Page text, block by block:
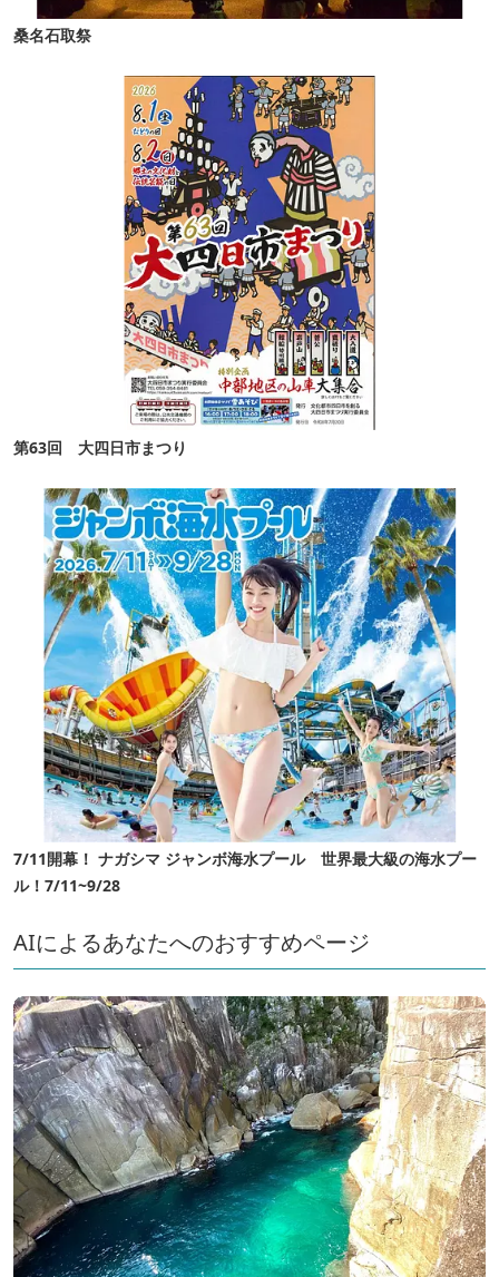
桑名石取祭
第63回 大四日市まつり
7/11開幕！ ナガシマ ジャンボ海水プール 世界最大級の海水プー
ル！7/11~9/28
AIによるあなたへのおすすめページ